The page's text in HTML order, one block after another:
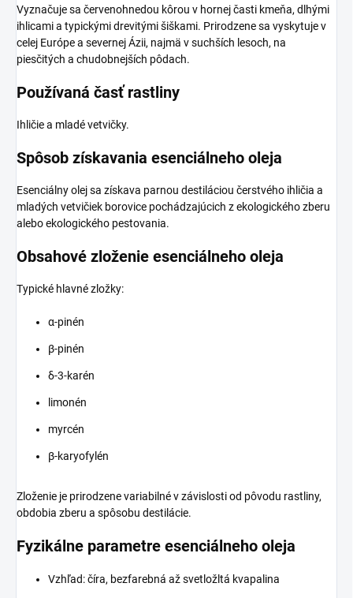
Vyznačuje sa červenohnedou kôrou v hornej časti kmeňa, dlhými
ihlicami a typickými drevitými šiškami. Prirodzene sa vyskytuje v
celej Európe a severnej Ázii, najmä v suchších lesoch, na
piesčitých a chudobnejších pôdach.
Používaná časť rastliny
Ihličie a mladé vetvičky.
Spôsob získavania esenciálneho oleja
Esenciálny olej sa získava parnou destiláciou čerstvého ihličia a
mladých vetvičiek borovice pochádzajúcich z ekologického zberu
alebo ekologického pestovania.
Obsahové zloženie esenciálneho oleja
Typické hlavné zložky:
α-pinén
β-pinén
δ-3-karén
limonén
myrcén
β-karyofylén
Zloženie je prirodzene variabilné v závislosti od pôvodu rastliny,
obdobia zberu a spôsobu destilácie.
Fyzikálne parametre esenciálneho oleja
Vzhľad: číra, bezfarebná až svetložltá kvapalina